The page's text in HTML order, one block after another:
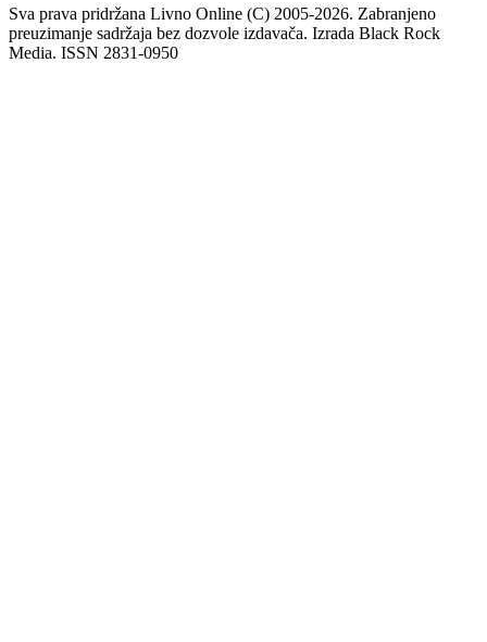
Sva prava pridržana Livno Online (C) 2005-2026. Zabranjeno
preuzimanje sadržaja bez dozvole izdavača. Izrada Black Rock
Media. ISSN 2831-0950